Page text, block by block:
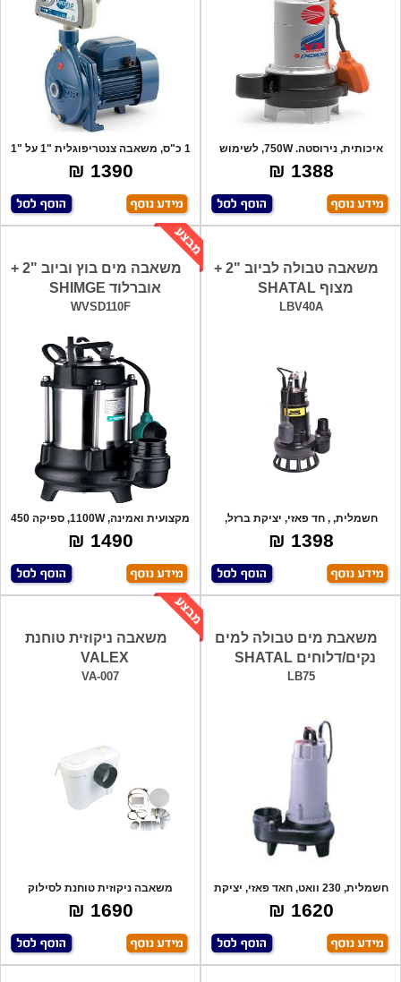
איכותית, נירוסטה. 750W, לשימוש
במרתפים,
1388 ₪
1 כ"ס, משאבה צנטריפוגלית "1 על "1
למים
1390 ₪
משאבה טבולה לביוב "2 +
מצוף SHATAL
LBV40A
חשמלית, , חד פאזי, יציקת ברזל,
מעבר חופש
1398 ₪
משאבה מים בוץ וביוב "2 +
אוברלוד SHIMGE
WVSD110F
מקצועית ואמינה, 1100W, ספיקה 450
ליטר
1490 ₪
משאבת מים טבולה למים
נקים/דלוחים SHATAL
LB75
חשמלית, 230 וואט, חאד פאזי, יציקת
ברזל.
1620 ₪
משאבה ניקוזית טוחנת
VALEX
VA-007
משאבה ניקוזית טוחנת לסילוק
שפכים. למשרדי
1690 ₪